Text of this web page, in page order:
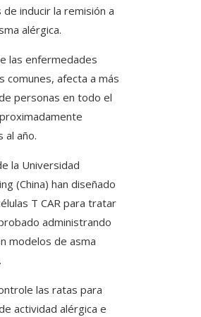
inducir la remisión a
alérgica.
las enfermedades
comunes, afecta a más
personas en todo el
al año.
la Universidad
(China) han diseñado
T CAR para tratar
administrando
modelos de asma
las ratas para
actividad alérgica e